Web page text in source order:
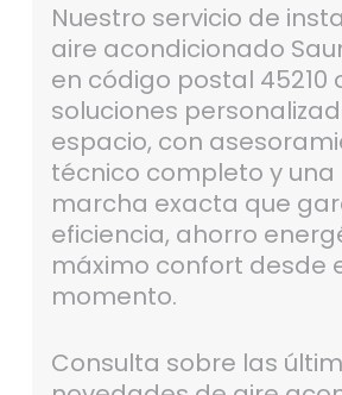
Nuestro servicio de
aire acondicionado
en código postal 45210
soluciones
espacio, con
técnico completo y
marcha exacta que
eficiencia, ahorro
máximo confort desde
momento.
Consulta sobre las